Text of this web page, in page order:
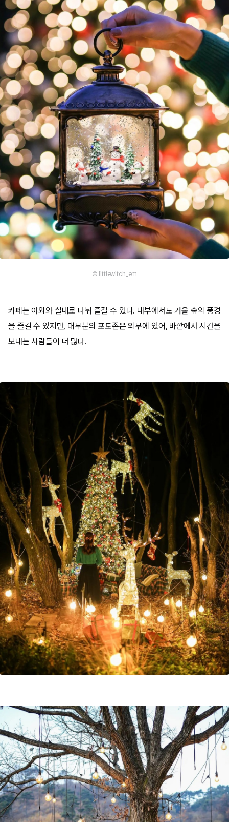
© littlewitch_em
카페는 야외와 실내로 나눠 즐길 수 있다. 내부에서도 겨울 숲의 풍경
을 즐길 수 있지만, 대부분의 포토존은 외부에 있어, 바깥에서 시간을
보내는 사람들이 더 많다.